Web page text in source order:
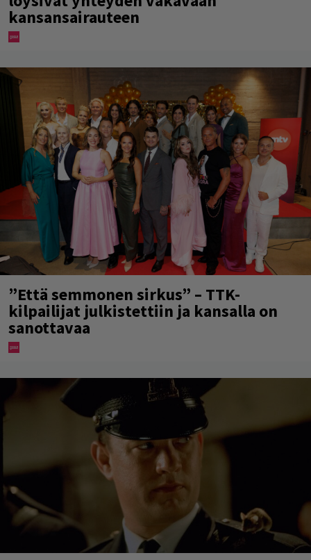
kansansairauteen
”Että semmonen sirkus” – TTK-
kilpailijat julkistettiin ja kansalla on
sanottavaa